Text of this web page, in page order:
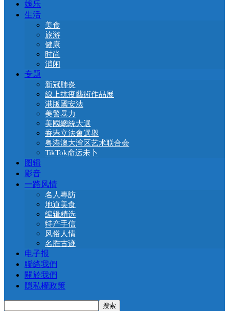
娛乐
生活
美食
旅游
健康
时尚
消闲
专题
新冠肺炎
線上抗疫藝術作品展
港版國安法
美警暴力
美國總統大選
香港立法會選舉
粤港澳大湾区艺术联合会
TikTok命运未卜
图辑
影音
一路风情
名人專訪
地道美食
编辑精选
特产手信
风俗人情
名胜古迹
电子报
聯絡我們
關於我們
隱私權政策